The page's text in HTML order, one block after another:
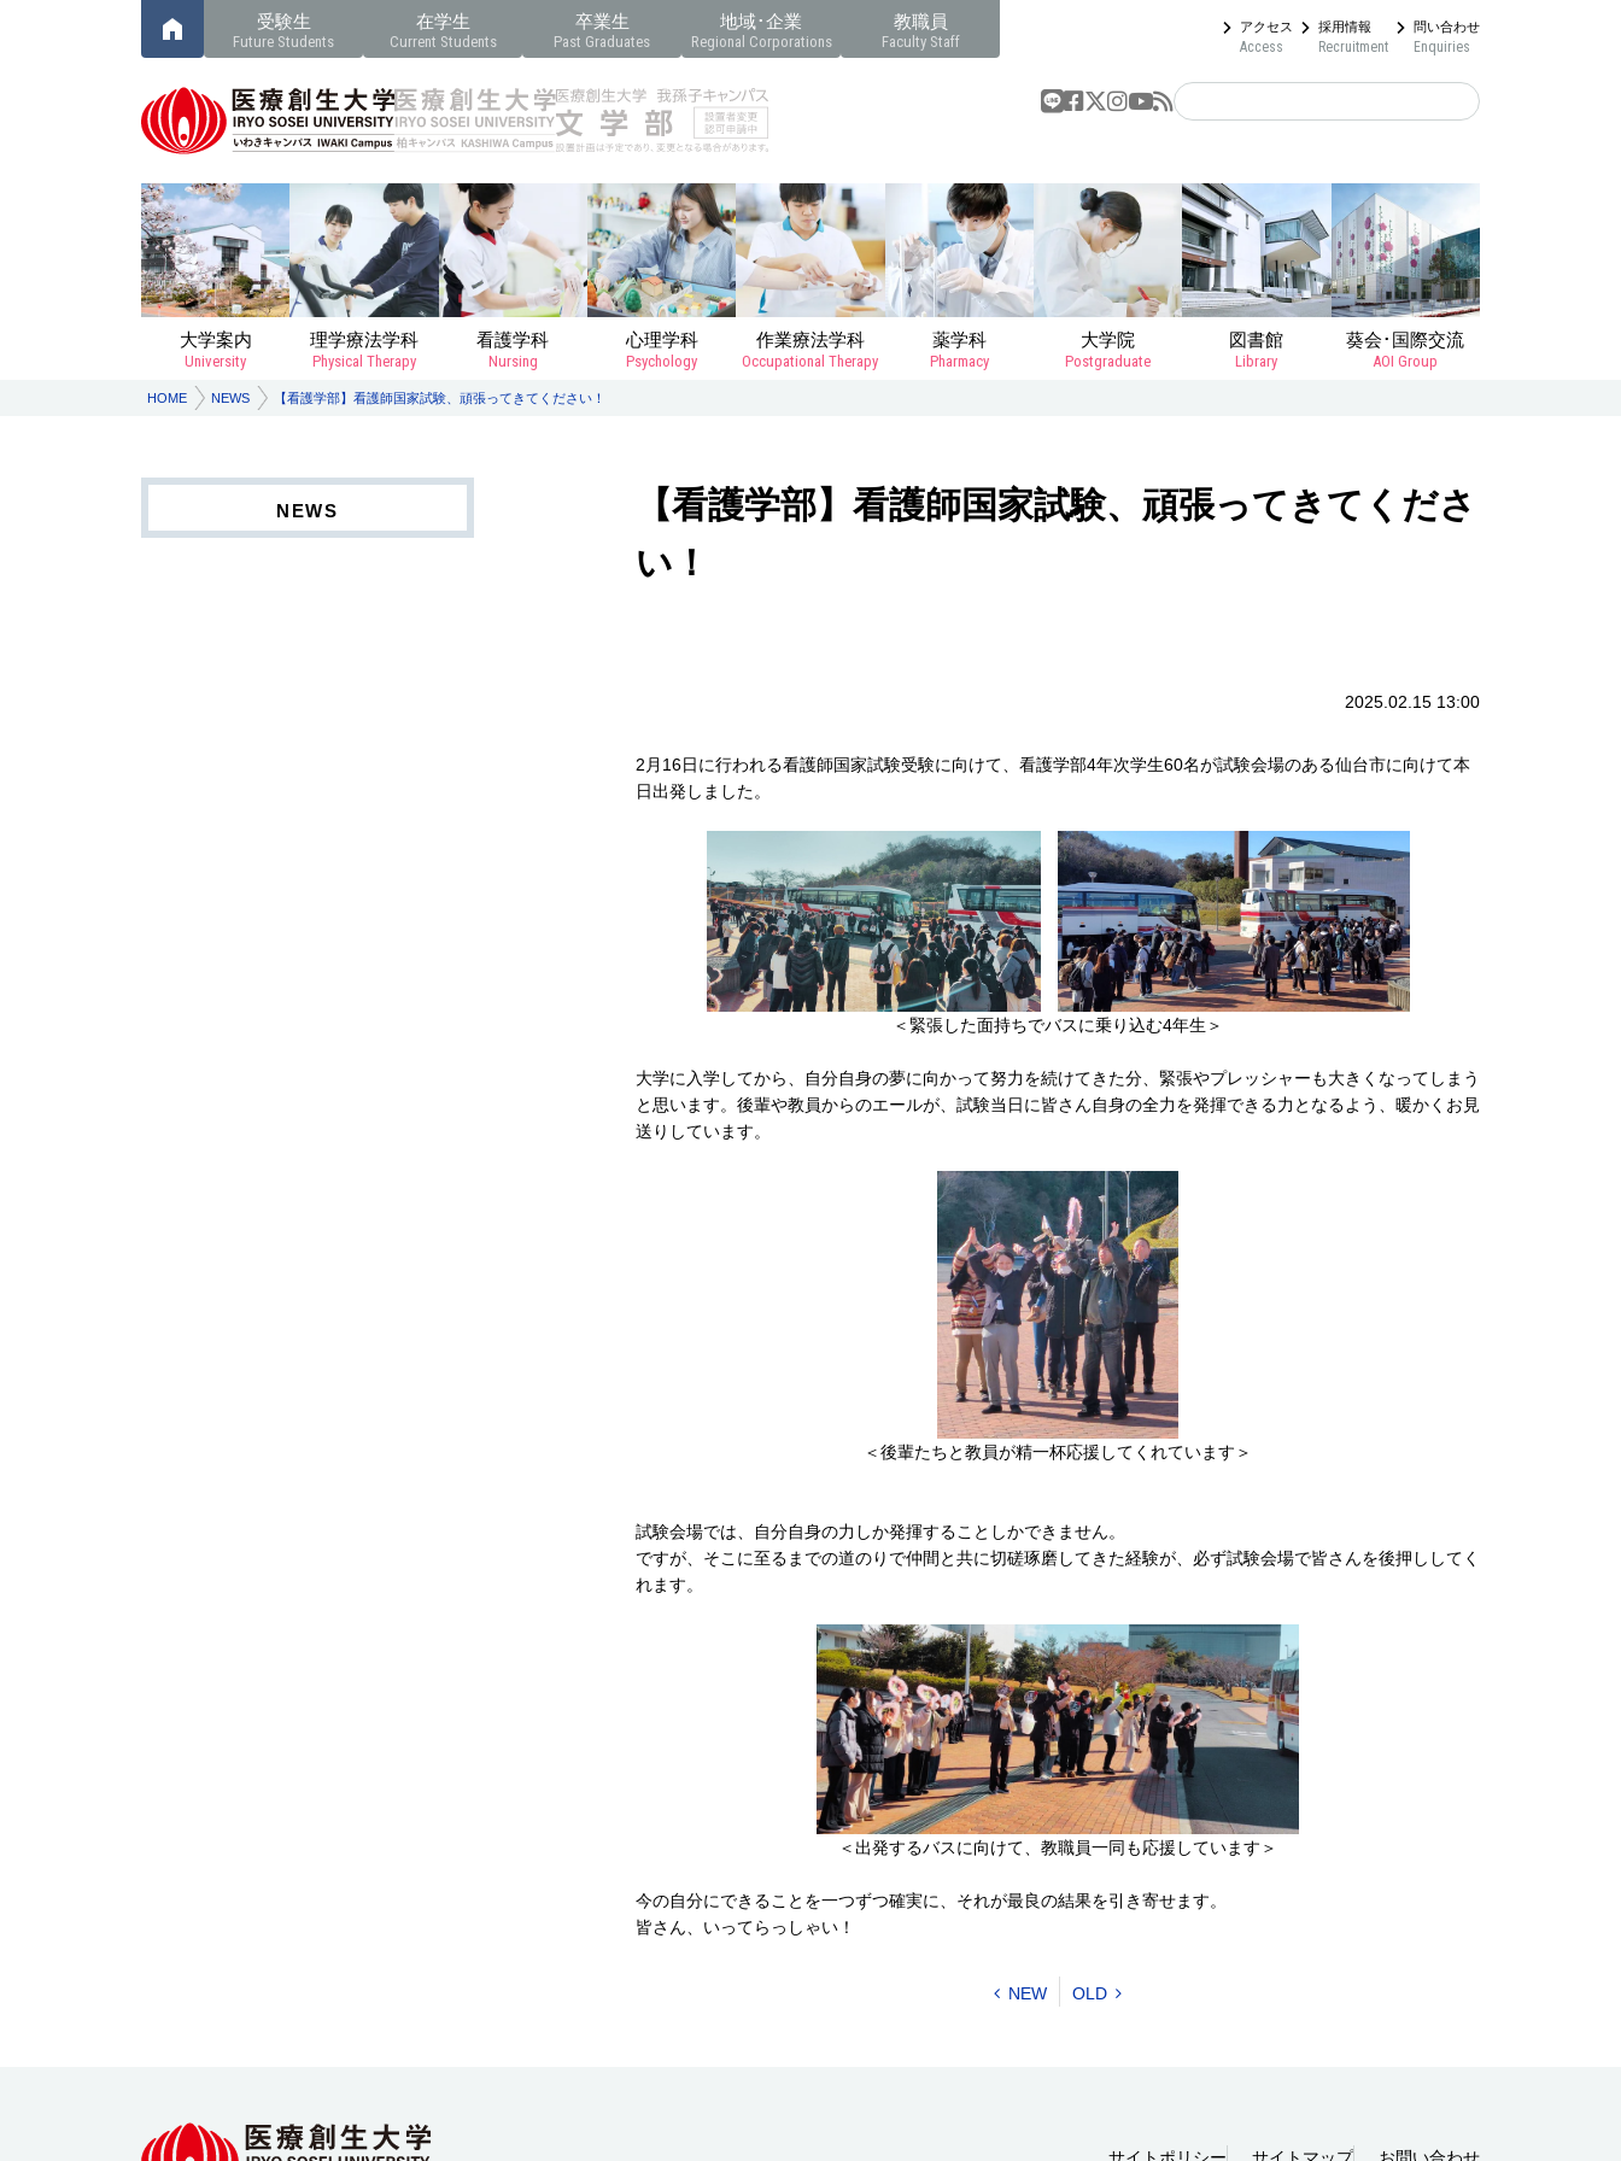
受験生
Future Students
在学生
Current Students
卒業生
Past Graduates
地域･企業
Regional Corporations
教職員
Faculty Staff
アクセス
Access
採用情報
Recruitment
問い合わせ
Enquiries
大学案内
University
理学療法学科
Physical Therapy
看護学科
Nursing
心理学科
Psychology
作業療法学科
Occupational Therapy
薬学科
Pharmacy
大学院
Postgraduate
図書館
Library
葵会･国際交流
AOI Group
HOME NEWS 【看護学部】看護師国家試験、頑張ってきてください！
【看護学部】看護師国家試験、頑張ってきてくださ
い！
2025.02.15 13:00
2月16日に行われる看護師国家試験受験に向けて、看護学部4年次学生60名が試験会場のある仙台市に向けて本
日出発しました。
＜緊張した面持ちでバスに乗り込む4年生＞
大学に入学してから、自分自身の夢に向かって努力を続けてきた分、緊張やプレッシャーも大きくなってしまう
と思います。後輩や教員からのエールが、試験当日に皆さん自身の全力を発揮できる力となるよう、暖かくお見
送りしています。
＜後輩たちと教員が精一杯応援してくれています＞
試験会場では、自分自身の力しか発揮することしかできません。
ですが、そこに至るまでの道のりで仲間と共に切磋琢磨してきた経験が、必ず試験会場で皆さんを後押ししてく
れます。
＜出発するバスに向けて、教職員一同も応援しています＞
今の自分にできることを一つずつ確実に、それが最良の結果を引き寄せます。
皆さん、いってらっしゃい！
NEW OLD
NEWS